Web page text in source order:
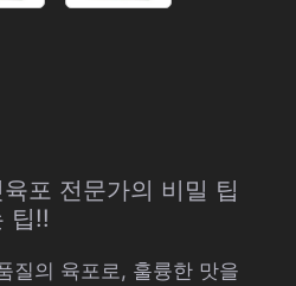
포 전문가의 비밀 팁
팁!!
질의 육포로, 훌륭한 맛을